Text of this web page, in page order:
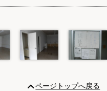
ページトップへ戻る